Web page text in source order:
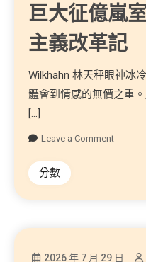
巨大征億嵐
主義改革記
Wilkhahn 林天秤眼神冰
體會到情感的無價之重
[…]
Leave a Comment
分數
2026 年 7 月 29 日